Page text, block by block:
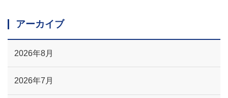
アーカイブ
2026年8月
2026年7月